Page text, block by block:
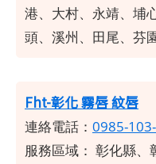
港、大村、永靖、埔
頭、溪州、田尾、芬
Fht-彰化 霧唇 紋唇
連絡電話： 0985-
服務區域： 彰化縣、